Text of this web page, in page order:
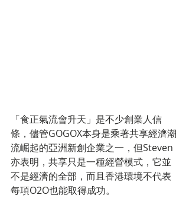
「食正氣流會升天」是不少創業人信
條，儘管GOGOX本身是乘著共享經濟潮
流崛起的亞洲新創企業之一，但Steven
亦表明，共享只是一種經營模式，它並
不是經濟的全部，而且香港環境不代表
每項O2O也能取得成功。